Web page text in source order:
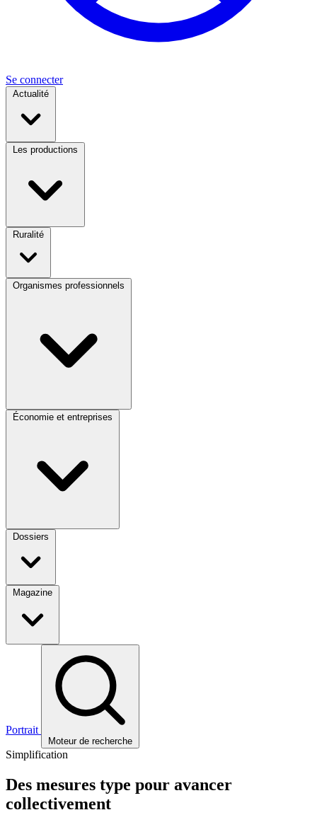
Se connecter
Actualité
Les productions
Ruralité
Organismes professionnels
Économie et entreprises
Dossiers
Magazine
Portrait
Moteur de recherche
Simplification
Des mesures type pour avancer
collectivement